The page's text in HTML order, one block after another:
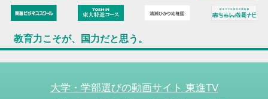
教育力こそが、国力だと思う。
大学・学部選びの動画サイト 東進TV